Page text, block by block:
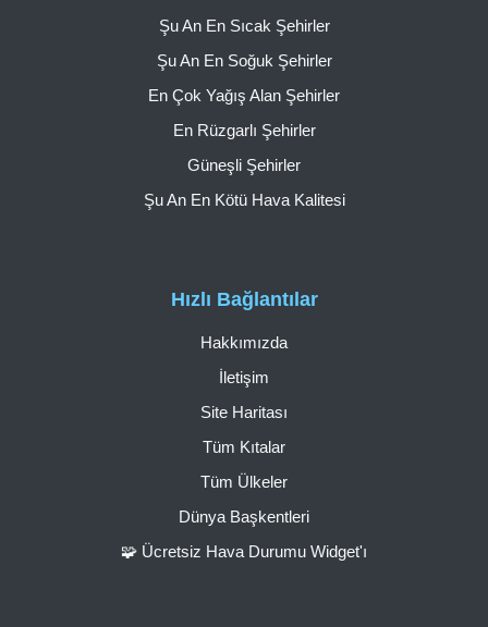
Hızlı Bağlantılar
Hakkımızda
İletişim
Site Haritası
Tüm Kıtalar
Tüm Ülkeler
Dünya Başkentleri
🧩 Ücretsiz Hava Durumu Widget'ı
Şu An En Sıcak Şehirler
Şu An En Soğuk Şehirler
En Çok Yağış Alan Şehirler
En Rüzgarlı Şehirler
Güneşli Şehirler
Şu An En Kötü Hava Kalitesi